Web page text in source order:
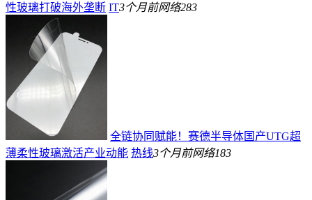
性玻璃打破海外垄断 IT3个月前网络283
全链协同赋能！赛德半导体国产UTG超
薄柔性玻璃激活产业动能 热线3个月前网络183